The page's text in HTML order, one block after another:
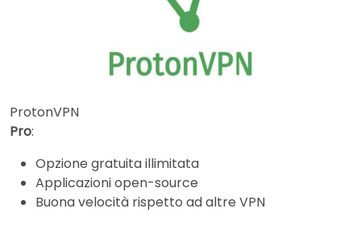
ProtonVPN
Pro:
Opzione gratuita illimitata
Applicazioni open-source
Buona velocità rispetto ad altre VPN